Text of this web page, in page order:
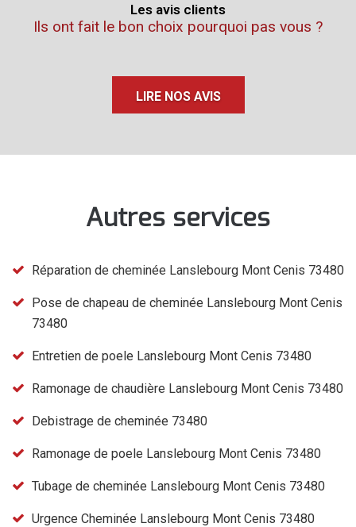
Les avis clients
Ils ont fait le bon choix pourquoi pas vous ?
LIRE NOS AVIS
Autres services
Réparation de cheminée Lanslebourg Mont Cenis 73480
Pose de chapeau de cheminée Lanslebourg Mont Cenis
73480
Entretien de poele Lanslebourg Mont Cenis 73480
Ramonage de chaudière Lanslebourg Mont Cenis 73480
Debistrage de cheminée 73480
Ramonage de poele Lanslebourg Mont Cenis 73480
Tubage de cheminée Lanslebourg Mont Cenis 73480
Urgence Cheminée Lanslebourg Mont Cenis 73480